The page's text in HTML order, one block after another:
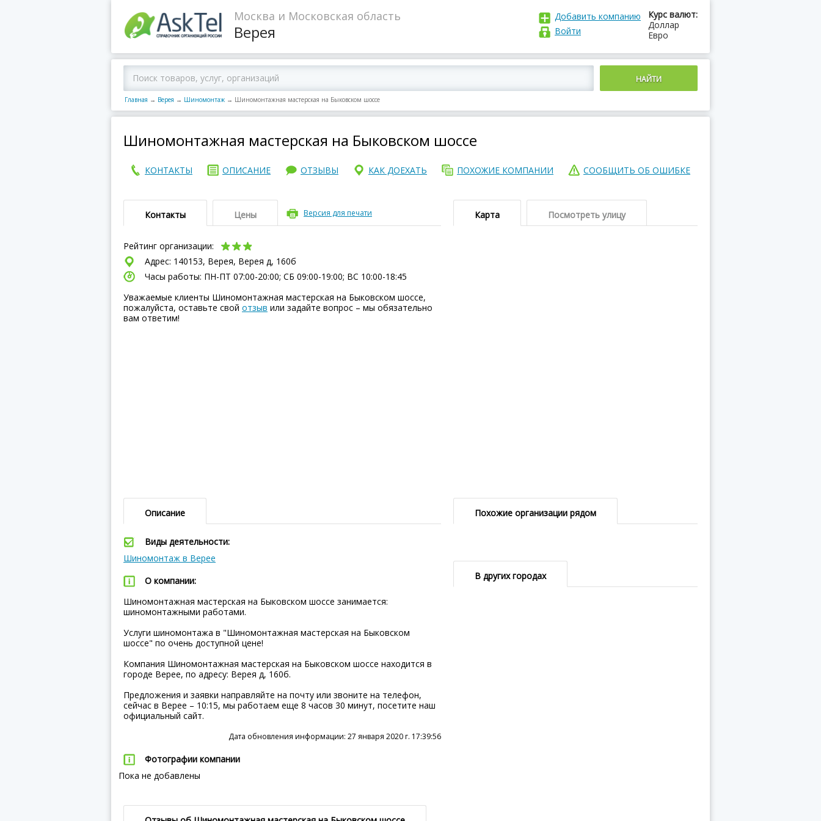
Москва и Московская область
Верея
Курс валют:
Доллар
Евро
Добавить компанию
Войти
Главная → Верея → Шиномонтаж → Шиномонтажная мастерская на Быковском шоссе
Шиномонтажная мастерская на Быковском шоссе
КОНТАКТЫ ОПИСАНИЕ ОТЗЫВЫ КАК ДОЕХАТЬ ПОХОЖИЕ КОМПАНИИ СООБЩИТЬ ОБ ОШИБКЕ
Контакты Цены Версия для печати
Рейтинг организации:
Адрес: 140153, Верея, Верея д, 160б
Часы работы: ПН-ПТ 07:00-20:00; СБ 09:00-19:00; ВC 10:00-18:45
Уважаемые клиенты Шиномонтажная мастерская на Быковском шоссе,
пожалуйста, оставьте свой отзыв или задайте вопрос – мы обязательно
вам ответим!
Карта Посмотреть улицу
Описание
Виды деятельности:
Шиномонтаж в Верее
О компании:
Шиномонтажная мастерская на Быковском шоссе занимается:
шиномонтажными работами.
Услуги шиномонтажа в "Шиномонтажная мастерская на Быковском
шоссе" по очень доступной цене!
Компания Шиномонтажная мастерская на Быковском шоссе находится в
городе Верее, по адресу: Верея д, 160б.
Предложения и заявки направляйте на почту или звоните на телефон,
сейчас в Верее – 10:15, мы работаем еще 8 часов 30 минут, посетите наш
официальный сайт.
Дата обновления информации: 27 января 2020 г. 17:39:56
Фотографии компании
Пока не добавлены
Похожие организации рядом
В других городах